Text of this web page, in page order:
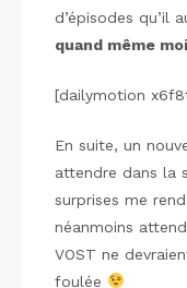
d’épisodes qu’il
quand même
[dailymotion
En suite, un
attendre dans la
surprises me
néanmoins
VOST ne
foulée